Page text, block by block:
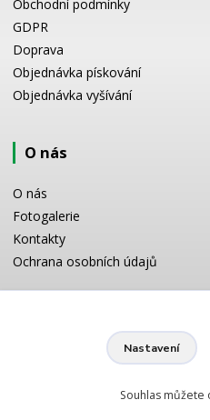
Obchodní podmínky
GDPR
Doprava
Objednávka pískování
Objednávka vyšívání
O nás
O nás
Fotogalerie
Kontakty
Ochrana osobních údajů
Potřebujete poradit s
+420 728 772 566
Nastavení
Souhlas můžete